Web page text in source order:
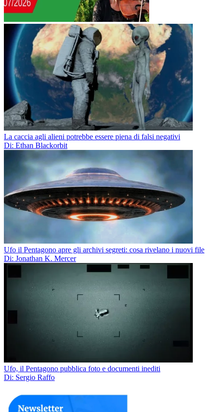
La caccia agli alieni potrebbe essere piena di falsi negativi
Di: Ethan Blackorbit
Ufo il Pentagono apre gli archivi segreti: cosa rivelano i nuovi file
Di: Jonathan K. Mercer
Ufo, il Pentagono pubblica foto e documenti inediti
Di: Sergio Raffo